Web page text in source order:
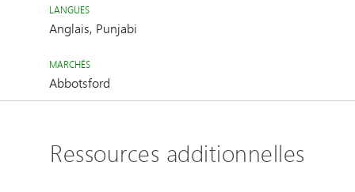
LANGUES
Anglais, Punjabi
MARCHÉS
Abbotsford
Ressources additionnelles